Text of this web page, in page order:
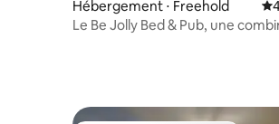
Hébergement ⋅ Freehold
Le Be Jolly Bed & Pub, une